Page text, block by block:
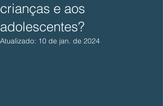
crianças e aos
adolescentes?
Atualizado: 10 de jan. de 2024